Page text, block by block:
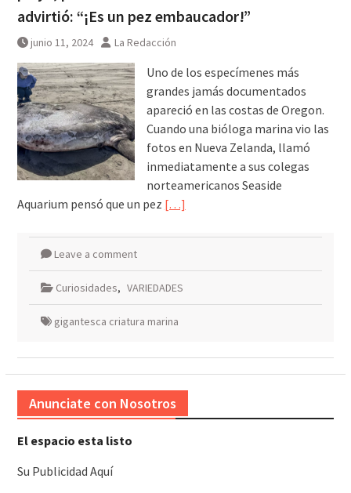
galardonados?
advirtió: “¡Es un pez embaucador!”
junio 11, 2024 La Redacción
Uno de los especímenes más
grandes jamás documentados
apareció en las costas de Oregon.
Cuando una bióloga marina vio las
fotos en Nueva Zelanda, llamó
inmediatamente a sus colegas
norteamericanos Seaside
Aquarium pensó que un pez […]
Leave a comment
Curiosidades, VARIEDADES
gigantesca criatura marina
Anunciate con Nosotros
El espacio esta listo
Su Publicidad Aquí